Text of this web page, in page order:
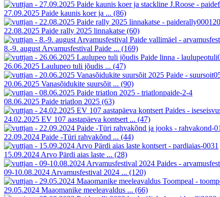
27.09.2025 Paide kaunis koer ja ... (86)
22.08.2025 Paide rally 2025 linnakatse (60)
8.-9. august Arvamusfestival Paide ... (169)
26.06.2025 Laulupeo tuli jõudis ... (47)
20.06.2025 Vanasõidukite suursõit ... (90)
08.06.2025 Paide triatlon 2025 (63)
24.02.2025 EV 107 aastapäeva kontsert ... (47)
22.09.2024 Paide -Türi rahvakõnd ... (44)
15.09.2024 Arvo Pärdi aias laste ... (28)
09-10.08.2024 Arvamusfestival 2024 ... (120)
29.05.2024 Maaomanike meeleavaldus ... (66)